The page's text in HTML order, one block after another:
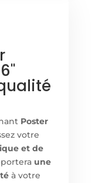
Poster
votre
et de
une
à votre